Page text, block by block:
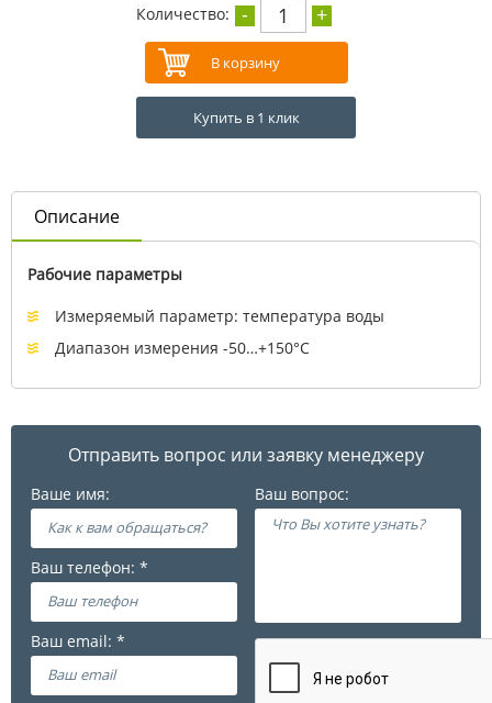
Количество: - 1 +
Купить в 1 клик
Описание
Рабочие параметры
Измеряемый параметр: температура воды
Диапазон измерения -50…+150°С
Отправить вопрос или заявку менеджеру